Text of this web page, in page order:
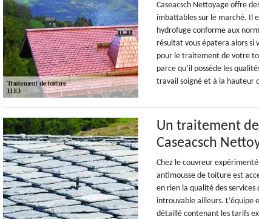
Caseacsch Nettoyage offre
imbattables sur le marché. Il
hydrofuge conforme aux
résultat vous épatera alors si
pour le traitement de votre
parce qu’il possède les
travail soigné et à la hauteur
Un traitement
Caseacsch
Chez le couvreur
antimousse de toiture est
en rien la qualité des
introuvable ailleurs. L’équipe
détaillé contenant les tarifs